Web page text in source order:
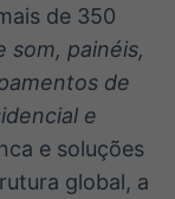
de 350
som, painéis,
de
e
e soluções
global, a